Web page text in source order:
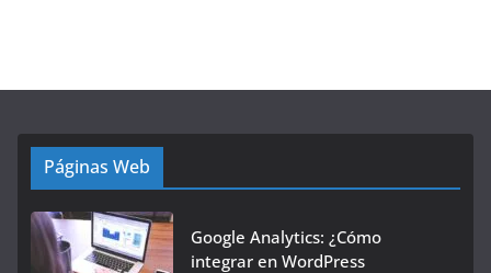
Páginas Web
Google Analytics: ¿Cómo
integrar en WordPress